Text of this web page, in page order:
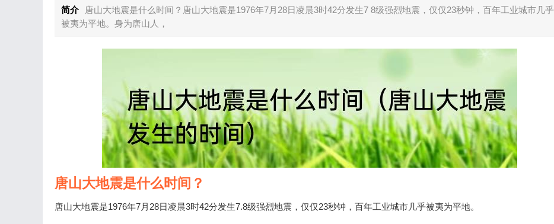
简介
唐山大地震是什么时间？唐山大地震是1976年7月28日凌晨3时42分发生7 8级强烈地震，仅仅23秒钟，百年工业城市几乎
被夷为平地。身为唐山人，
唐山大地震是什么时间？
唐山大地震是1976年7月28日凌晨3时42分发生7.8级强烈地震，仅仅23秒钟，百年工业城市几乎被夷为平地。